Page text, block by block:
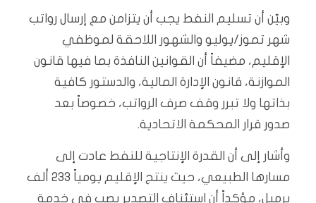
وبيّن أن تسليم النفط يجب أن يتزامن مع إرسال رواتب
شهر تموز/يوليو والشهور اللاحقة لموظفي
الإقليم، مضيفاً أن القوانين النافذة بما فيها قانون
الموازنة، قانون الإدارة المالية، والدستور كافية
بذاتها ولا تبرر وقف صرف الرواتب، خصوصاً بعد
صدور قرار المحكمة الاتحادية.
وأشار إلى أن القدرة الإنتاجية للنفط عادت إلى
مسارها الطبيعي، حيث ينتج الإقليم يومياً 233 ألف
برميل، مؤكداً أن استئناف التصدير يصب في خدمة